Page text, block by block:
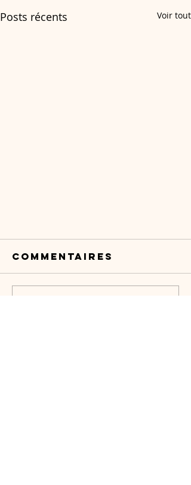
Posts récents Voir tout
Commentaires